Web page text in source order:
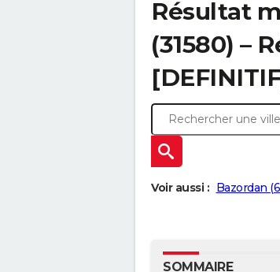
Résultat
(31580) –
Voir aussi : Bazordan
SOMMAIRE